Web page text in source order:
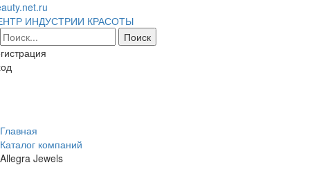
ИНДУСТРИИ КРАСОТЫ
Главная
Каталог компаний
Allegra Jewels